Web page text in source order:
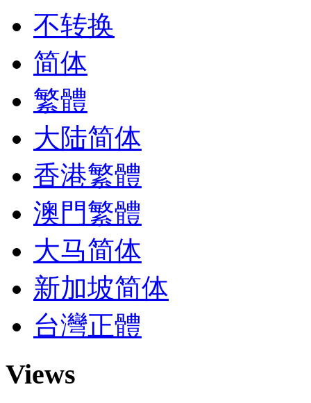
不转换
简体
繁體
大陆简体
香港繁體
澳門繁體
大马简体
新加坡简体
台灣正體
Views